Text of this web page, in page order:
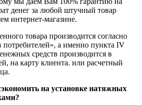
денег за любой штучный товар
интернет-магазине.
товара производится согласно
потребителей», а именно пункта IV
средств производится в
на карту клиента. или расчетный
на установке натяжных